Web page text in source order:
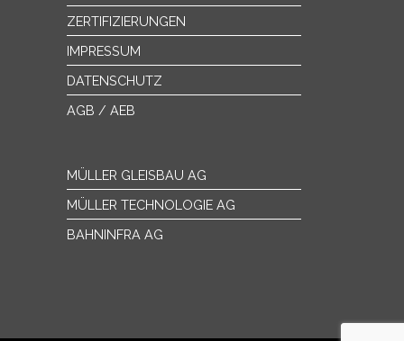
ZERTIFIZIERUNGEN
IMPRESSUM
DATENSCHUTZ
AGB / AEB
MÜLLER GLEISBAU AG
MÜLLER TECHNOLOGIE AG
BAHNINFRA AG